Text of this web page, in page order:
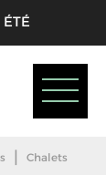
ÉTÉ
| Chalets